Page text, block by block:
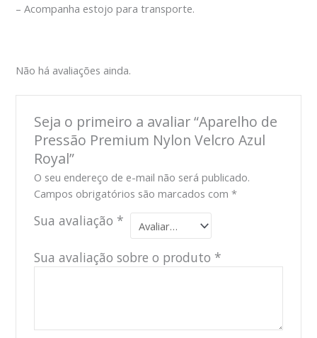
– Acompanha estojo para transporte.
Não há avaliações ainda.
Seja o primeiro a avaliar “Aparelho de
Pressão Premium Nylon Velcro Azul
Royal”
O seu endereço de e-mail não será publicado.
Campos obrigatórios são marcados com *
Sua avaliação *
Sua avaliação sobre o produto *